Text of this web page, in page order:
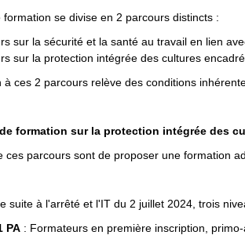
formation se divise en 2 parcours distincts :
sur la sécurité et la santé au travail en lien
sur la protection intégrée des cultures
à ces 2 parcours relève des conditions
formation sur la protection intégrée des
ces parcours sont de proposer une formation
suite à l'arrêté et l'IT du 2 juillet 2024, trois
PA : Formateurs en première inscription,